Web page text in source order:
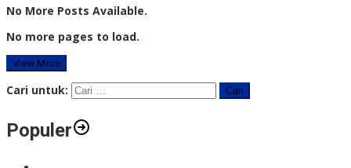
No More Posts Available.
No more pages to load.
View More
Cari untuk:
Populer